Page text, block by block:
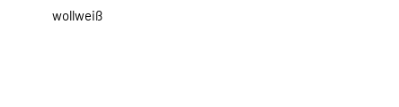
wollweiß